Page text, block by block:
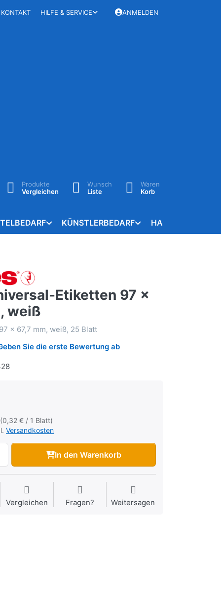
KONTAKT HILFE & SERVICE ANMELDEN
Produkte
Vergleichen
Wunsch
Liste
Waren
Korb
KÜNSTLERBEDARF
Etiketten 97 x
weiß
x 67,7 mm, weiß, 25 Blatt
Sie die erste Bewertung ab
€ / 1 Blatt)
Versandkosten
In den Warenkorb
Vergleichen Fragen? Weitersagen